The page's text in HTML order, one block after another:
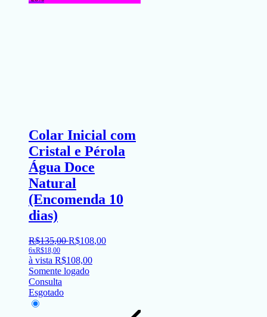
Colar Inicial com
Cristal e Pérola
Água Doce
Natural
(Encomenda 10
dias)
R$135,00 R$108,00
6xR$18,00
à vista R$108,00
Somente logado
Consulta
Esgotado